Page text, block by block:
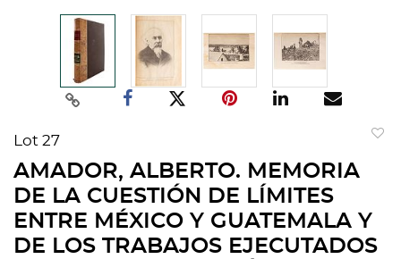
Lot 27
AMADOR, ALBERTO. MEMORIA
DE LA CUESTIÓN DE LÍMITES
ENTRE MÉXICO Y GUATEMALA Y
DE LOS TRABAJOS EJECUTADOS